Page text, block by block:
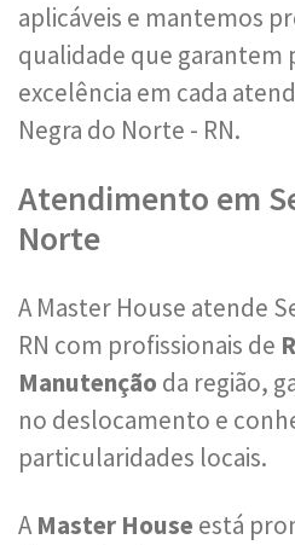
aplicáveis e mantemos
qualidade que garantem
excelência em cada
Negra do Norte - RN.
Atendimento em
Norte
A Master House atende
RN com profissionais de
Manutenção da região,
no deslocamento e
particularidades locais.
AMaster House está